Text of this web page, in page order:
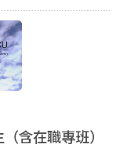
詢科目尚有多少
的選課資訊。
含在職專班）